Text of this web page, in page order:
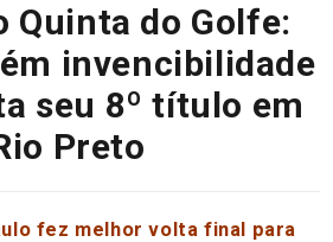
Quinta do Golfe:
invencibilidade
seu 8º título em
Preto
fez melhor volta final para